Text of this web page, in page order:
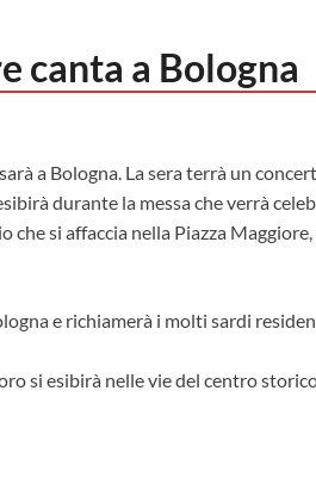
canta a Bologna
a Bologna. La sera terrà un
durante la messa che verrà
si affaccia nella Piazza Maggiore,
e richiamerà i molti sardi
si esibirà nelle vie del centro